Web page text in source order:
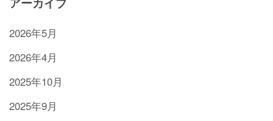
2026年5月
2026年4月
2025年10月
2025年9月